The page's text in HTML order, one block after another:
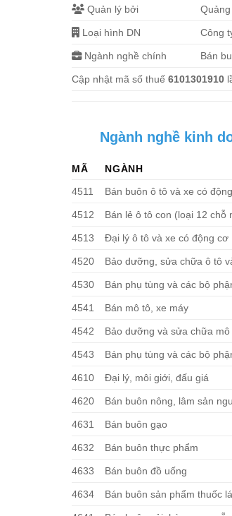
Quản lý bởi
Loại hình DN Công
Ngành nghề chính Bán
Cập nhật mã số thuế 6101301910
Ngành nghề kinh
MÃ
NGÀNH
4511
Bán buôn ô tô và xe có
4512 Bán lẻ ô tô con (loại 12 chỗ
4513 Đại lý ô tô và xe có động cơ
4520 Bảo dưỡng, sửa chữa ô tô
4530 Bán phụ tùng và các bộ
4541 Bán mô tô, xe máy
4542 Bảo dưỡng và sửa chữa
4543 Bán phụ tùng và các bộ
4610 Đại lý, môi giới, đấu giá
4620 Bán buôn nông, lâm sản
4631 Bán buôn gạo
4632 Bán buôn thực phẩm
4633 Bán buôn đồ uống
4634 Bán buôn sản phẩm thuốc